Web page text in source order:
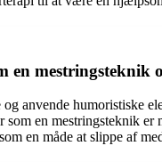
mestringsteknik
anvende humoristiske
en mestringsteknik
en måde at slippe af